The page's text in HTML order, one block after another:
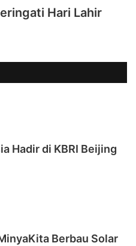
Hari Lahir
Hadir di KBRI Beijing
Berbau Solar